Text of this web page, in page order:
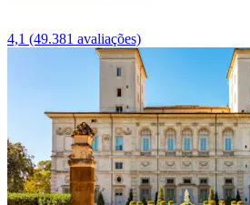
4,1 (49.381 avaliações)